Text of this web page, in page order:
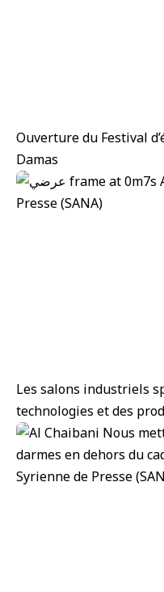
Ouverture du Festival
Damas
Les salons industriels
technologies et des